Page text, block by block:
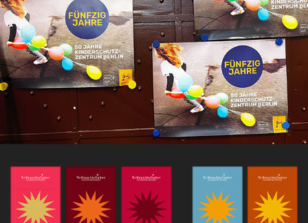
50 JAHRE KINDERSCHUTZ-ZENTRUM BERLIN E.V.